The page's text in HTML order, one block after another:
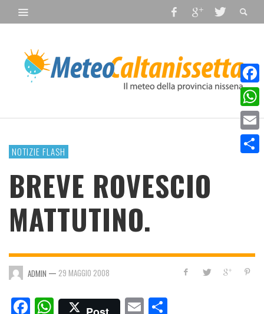
NOTIZIE FLASH
BREVE ROVESCIO
MATTUTINO.
ADMIN — 29 MAGGIO 2008
Facebook
WhatsAppEmail
Email